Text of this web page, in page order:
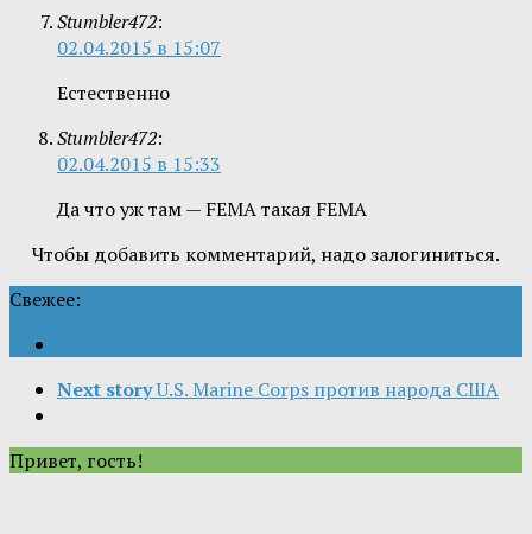
Stumbler472:
02.04.2015 в 15:07
Естественно
Stumbler472:
02.04.2015 в 15:33
Да что уж там — FEMA такая FEMA
Чтобы добавить комментарий, надо залогиниться.
Свежее:
Next storyU.S. Marine Corps против народа США
Привет, гость!